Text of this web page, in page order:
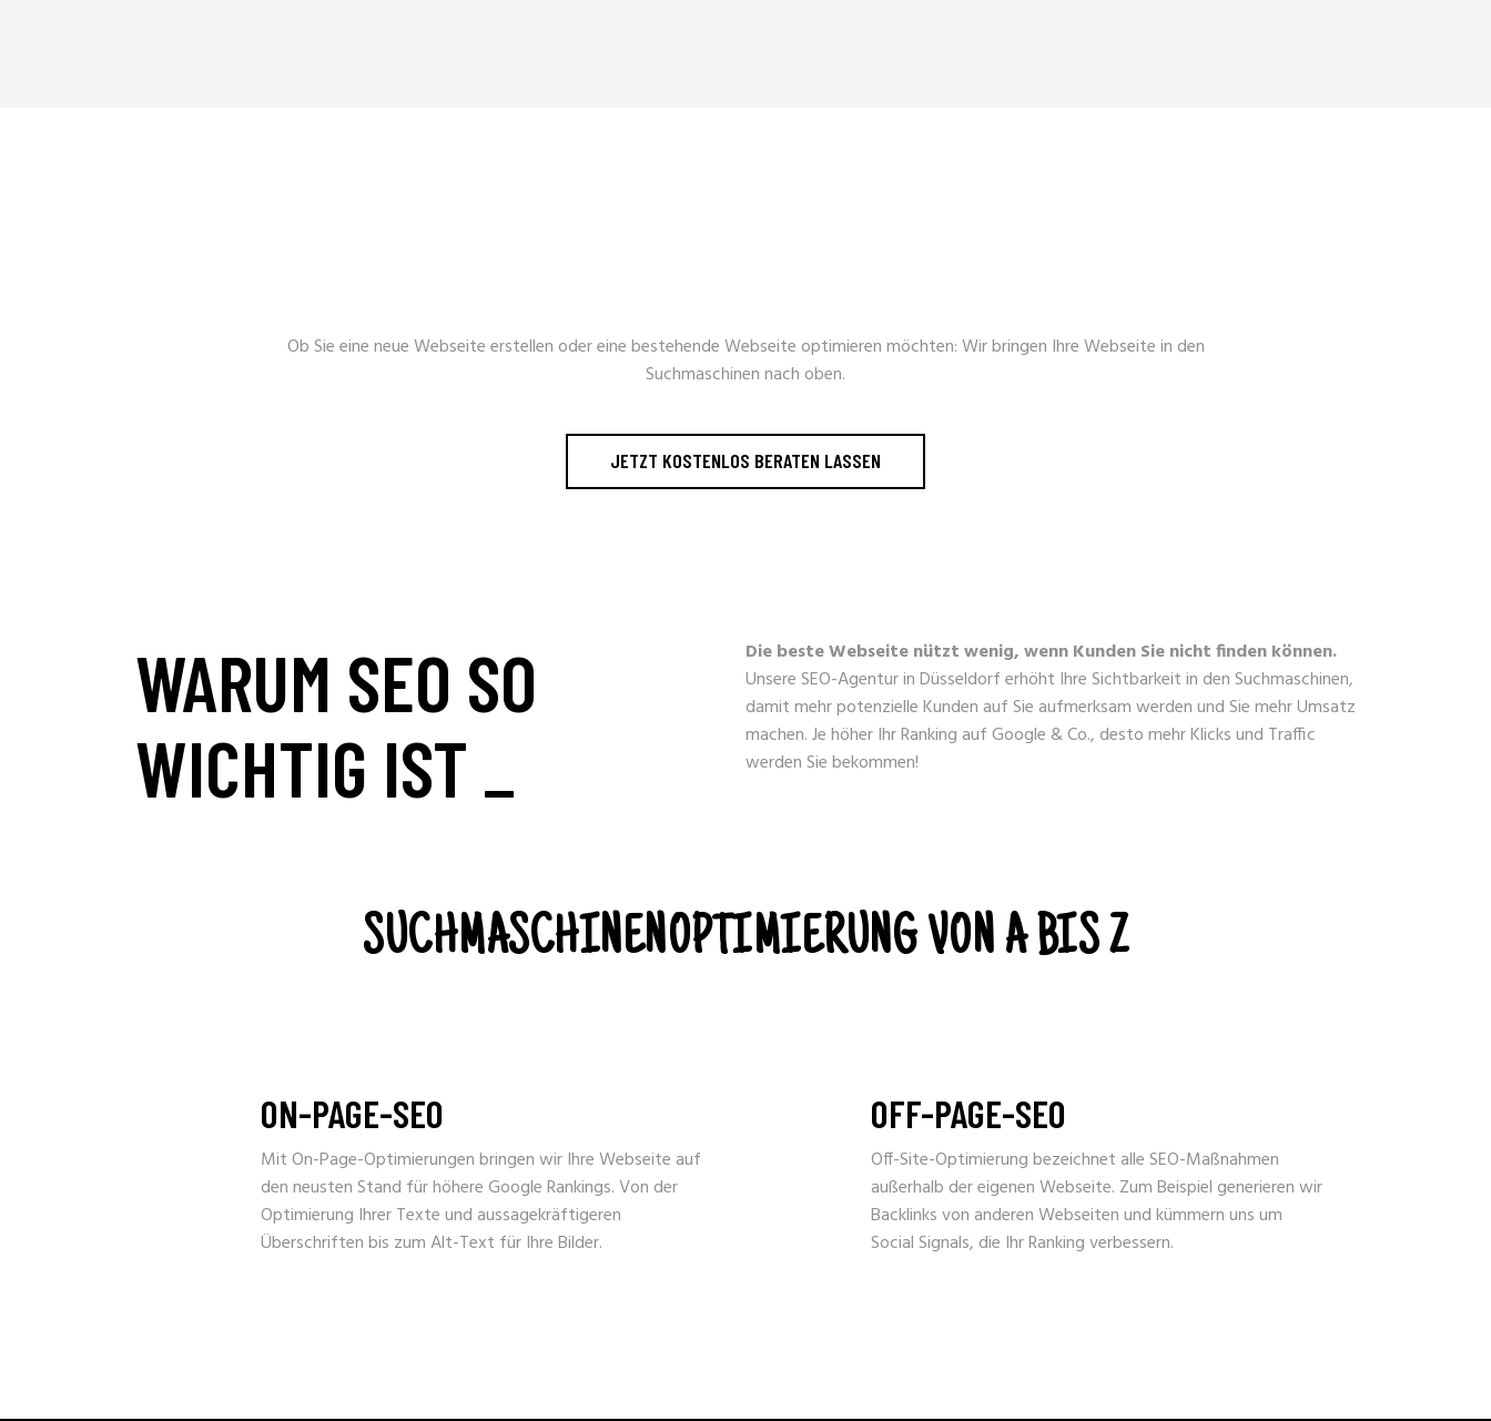
Ob Sie eine neue Webseite erstellen oder eine bestehende Webseite optimieren möchten: Wir bringen Ihre Webseite in den
Suchmaschinen nach oben.
JETZT KOSTENLOS BERATEN LASSEN
WARUM SEO SO
WICHTIG IST _
Die beste Webseite nützt wenig, wenn Kunden Sie nicht finden können.
Unsere SEO-Agentur in Düsseldorf erhöht Ihre Sichtbarkeit in den Suchmaschinen,
damit mehr potenzielle Kunden auf Sie aufmerksam werden und Sie mehr Umsatz
machen. Je höher Ihr Ranking auf Google & Co., desto mehr Klicks und Traffic
werden Sie bekommen!
SUCHMASCHINENOPTIMIERUNG VON A BIS Z
ON-PAGE-SEO
Mit On-Page-Optimierungen bringen wir Ihre Webseite auf
den neusten Stand für höhere Google Rankings. Von der
Optimierung Ihrer Texte und aussagekräftigeren
Überschriften bis zum Alt-Text für Ihre Bilder.
OFF-PAGE-SEO
Off-Site-Optimierung bezeichnet alle SEO-Maßnahmen
außerhalb der eigenen Webseite. Zum Beispiel generieren wir
Backlinks von anderen Webseiten und kümmern uns um
Social Signals, die Ihr Ranking verbessern.